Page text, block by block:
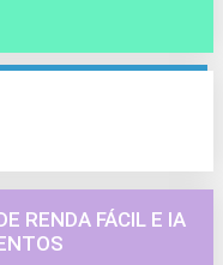
RENDA FÁCIL E IA